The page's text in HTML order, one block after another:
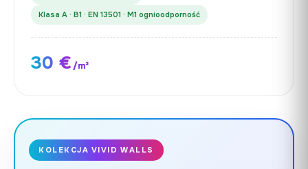
Klasa A · B1 · EN 13501 · M1 ognioodporność
30 €/m²
KOLEKCJA VIVID WALLS